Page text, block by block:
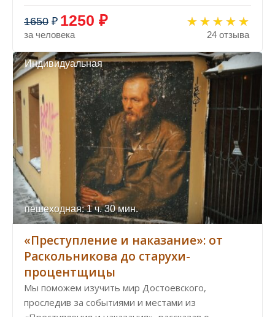
1650 ₽ 1250 ₽
за человека 24 отзыва
Индивидуальная
пешеходная: 1 ч. 30 мин.
«Преступление и наказание»: от
Раскольникова до старухи-
процентщицы
Мы поможем изучить мир Достоевского,
проследив за событиями и местами из